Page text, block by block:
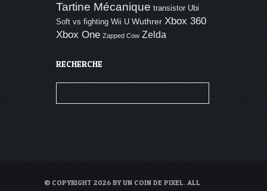
Tartine Mécanique transistor Ubi
Soft vs fighting Wii U Wuthrer Xbox 360
Xbox One Zapped Cow Zelda
RECHERCHE
© COPYRIGHT 2026 BY UN COIN DE PIXEL. ALL